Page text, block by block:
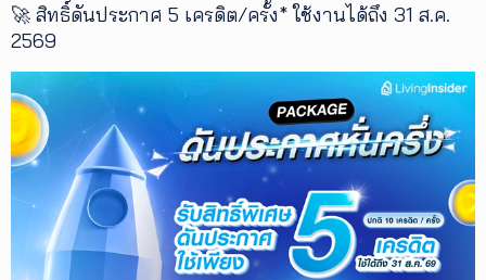
🚀 สิทธิ์ดันประกาศ 5 เครดิต/ครั้ง* ใช้งานได้ถึง 31 ส.ค.
2569